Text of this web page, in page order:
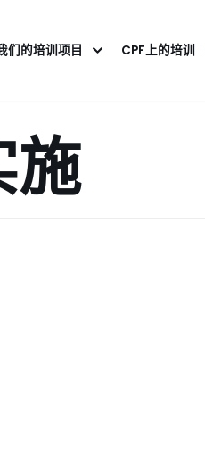
们的培训项目 CPF上的培训
施